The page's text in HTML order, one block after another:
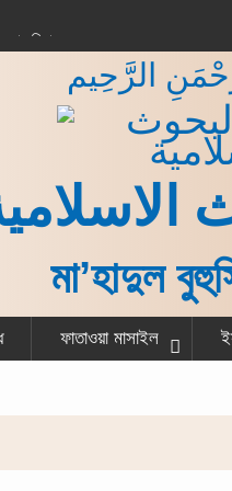
বিধান
শেষ করে একজন
গরু বর্গা দেওয়ার বিধান
الرَّحِيم
মা’হাদুল
ফাতাওয়া মাসাইল